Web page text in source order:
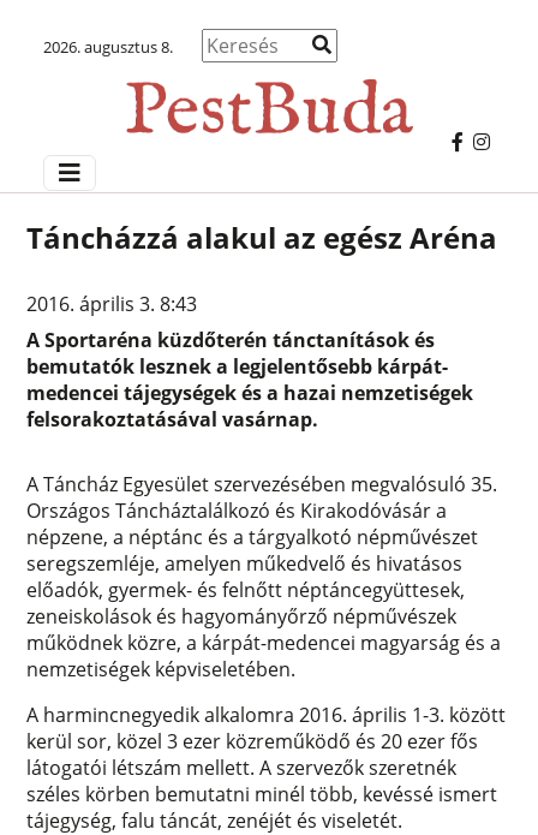
2026. augusztus 8.
Táncházzá alakul az egész Aréna
2016. április 3. 8:43
A Sportaréna küzdőterén tánctanítások és
bemutatók lesznek a legjelentősebb kárpát-
medencei tájegységek és a hazai nemzetiségek
felsorakoztatásával vasárnap.
A Táncház Egyesület szervezésében megvalósuló 35.
Országos Táncháztalálkozó és Kirakodóvásár a
népzene, a néptánc és a tárgyalkotó népművészet
seregszemléje, amelyen műkedvelő és hivatásos
előadók, gyermek- és felnőtt néptáncegyüttesek,
zeneiskolások és hagyományőrző népművészek
működnek közre, a kárpát-medencei magyarság és a
nemzetiségek képviseletében.
A harmincnegyedik alkalomra 2016. április 1-3. között
kerül sor, közel 3 ezer közreműködő és 20 ezer fős
látogatói létszám mellett. A szervezők szeretnék
széles körben bemutatni minél több, kevéssé ismert
tájegység, falu táncát, zenéjét és viseletét.